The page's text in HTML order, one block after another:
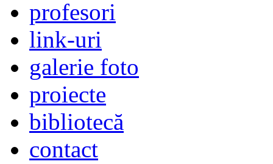
profesori
link-uri
galerie foto
proiecte
bibliotecă
contact